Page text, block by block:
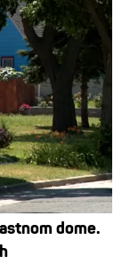
dome.